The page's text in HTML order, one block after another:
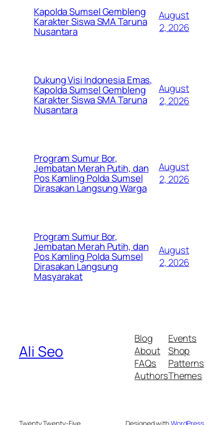
Kapolda Sumsel Gembleng
Karakter Siswa SMA Taruna
Nusantara
August
2, 2026
Dukung Visi Indonesia Emas,
Kapolda Sumsel Gembleng
Karakter Siswa SMA Taruna
Nusantara
August
2, 2026
Program Sumur Bor,
Jembatan Merah Putih, dan
Pos Kamling Polda Sumsel
Dirasakan Langsung Warga
August
2, 2026
Program Sumur Bor,
Jembatan Merah Putih, dan
Pos Kamling Polda Sumsel
Dirasakan Langsung
Masyarakat
August
2, 2026
Ali Seo
Blog
About
FAQs
Authors
Events
Shop
Patterns
Themes